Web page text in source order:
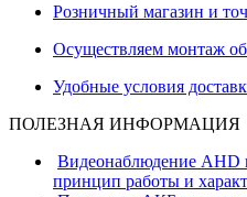
Розничный магазин и
Осуществляем монтаж
Удобные условия
ПОЛЕЗНАЯ ИНФОРМАЦИЯ
Видеонаблюдение AHD
принцип работы и